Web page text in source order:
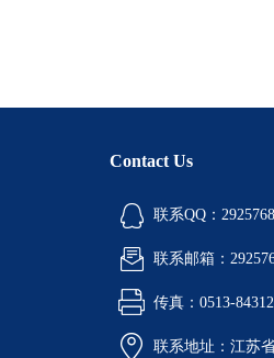
Contact Us
联系QQ：
联系邮箱：
传真：0513-
联系地址：江苏